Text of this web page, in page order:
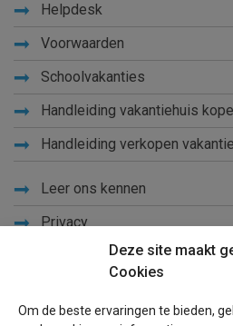
Deze site maakt
Cookies
Om de beste ervaringen te bieden,
Helpdesk
Voorwaarden
Schoolvakanties
Handleiding vakantiehuis
Handleiding verkopen
Leer ons kennen
Privacy